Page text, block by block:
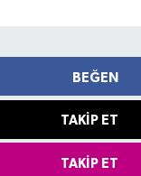
BEĞEN
TAKIP ET
TAKIP ET